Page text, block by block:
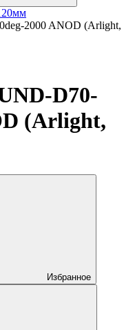
2000 ANOD (Arlight,
D70-
(Arlight,
Избранное